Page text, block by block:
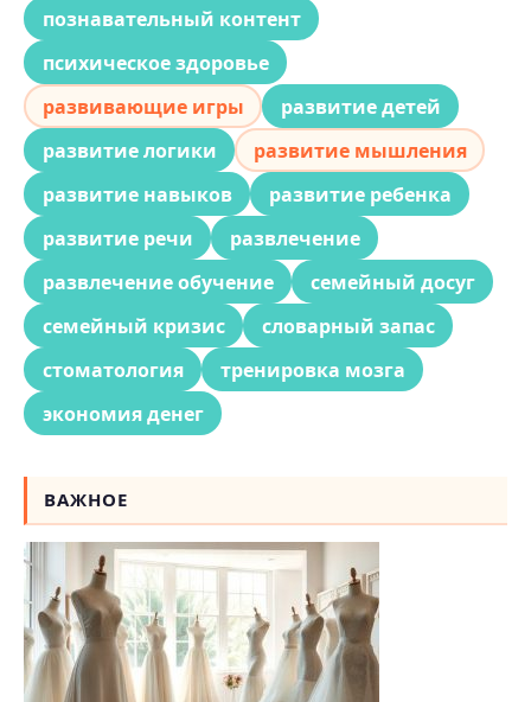
познавательный контент
психическое здоровье
развивающие игры
развитие детей
развитие логики
развитие мышления
развитие навыков
развитие ребенка
развитие речи
развлечение
развлечение обучение
семейный досуг
семейный кризис
словарный запас
стоматология
тренировка мозга
экономия денег
ВАЖНОЕ